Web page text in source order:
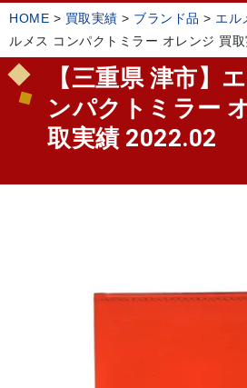
HOME > 買取実績 > ブランド品 > エル
ルメス コンパクトミラー オレンジ 買
【三重県 津市】
ンパクトミラー
取実績 2022.02